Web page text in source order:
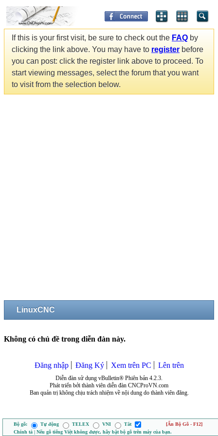
If this is your first visit, be sure to check out the FAQ by
clicking the link above. You may have to register before
you can post: click the register link above to proceed. To
start viewing messages, select the forum that you want
to visit from the selection below.
LinuxCNC
Không có chủ đề trong diễn đàn này.
Đăng nhập Đăng Ký Xem trên PC Lên trên
Diễn đàn sử dụng vBulletin® Phiên bản 4.2.3.
Phát triển bởi thành viên diễn đàn CNCProVN.com
Ban quản trị không chịu trách nhiệm về nội dung do thành viên đăng.
Bộ gõ: Tự động TELEX VNI Tắt
[Ẩn Bộ Gõ - F12]
Chính tả | Nếu gõ tiếng Việt không được, hãy bật bộ gõ trên máy của bạn.